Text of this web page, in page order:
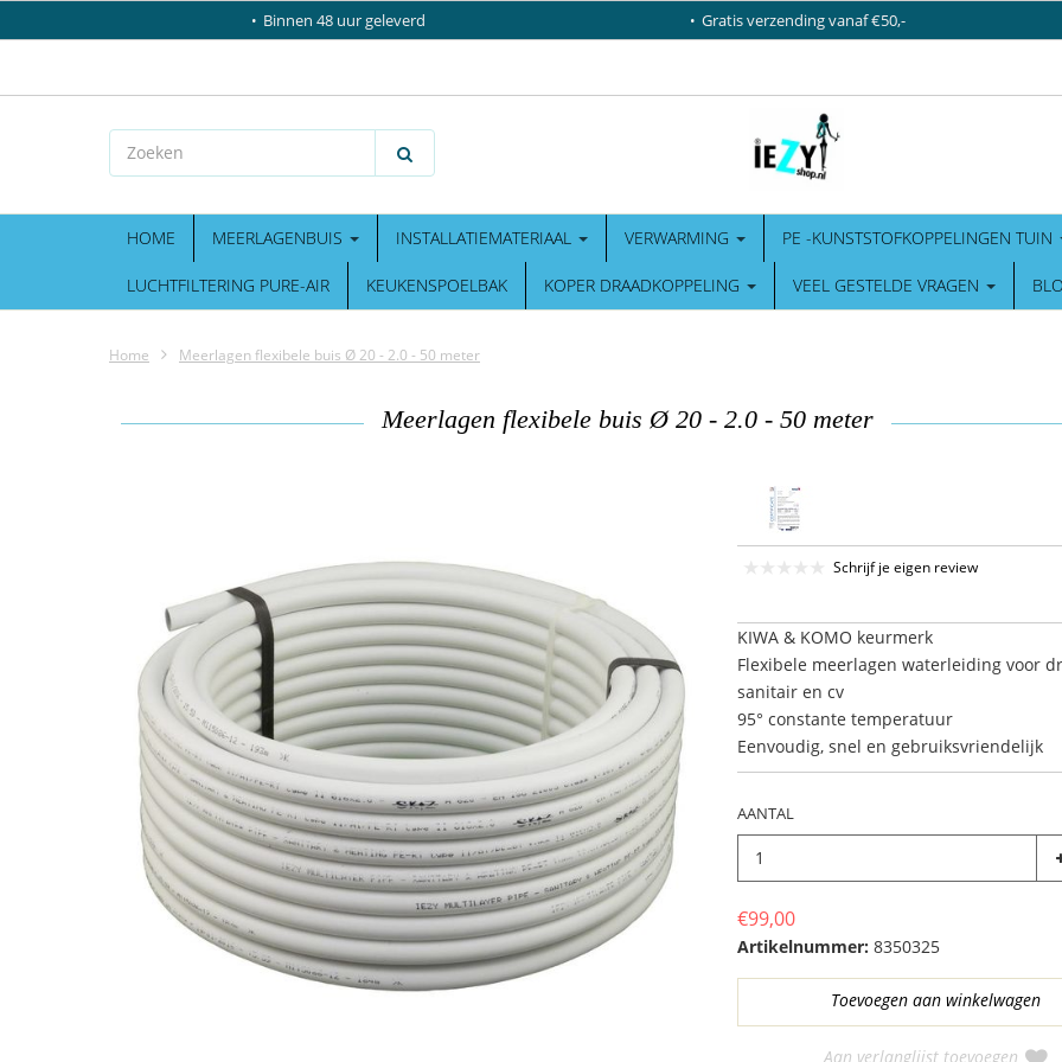
Binnen 48 uur geleverd Gratis verzending vanaf €50,-
HOME MEERLAGENBUIS INSTALLATIEMATERIAAL VERWARMING PE -KUNSTSTOFKOPPELINGEN TUIN
LUCHTFILTERING PURE-AIR KEUKENSPOELBAK KOPER DRAADKOPPELING VEEL GESTELDE VRAGEN
Home Meerlagen flexibele buis Ø 20 - 2.0 - 50 meter
Meerlagen flexibele buis Ø 20 - 2.0 - 50 meter
Schrijf je eigen review
KIWA & KOMO keurmerk
Flexibele meerlagen waterleiding voor
sanitair en cv
95° constante temperatuur
Eenvoudig, snel en gebruiksvriendelijk
AANTAL
€99,00
Artikelnummer: 8350325
Aan verlanglijst toevoegen